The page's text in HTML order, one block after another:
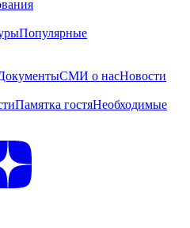
Популярные
СМИ о насНовости
Памятка гостяНеобходимые